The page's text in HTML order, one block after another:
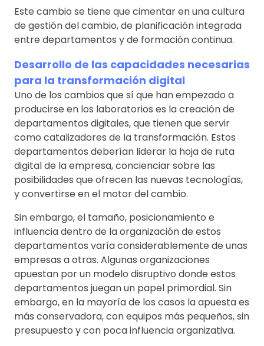
Este cambio se tiene que cimentar en una cultura
de gestión del cambio, de planificación integrada
entre departamentos y de formación continua.
Desarrollo de las capacidades necesarias
para la transformación digital
Uno de los cambios que sí que han empezado a
producirse en los laboratorios es la creación de
departamentos digitales, que tienen que servir
como catalizadores de la transformación. Estos
departamentos deberían liderar la hoja de ruta
digital de la empresa, concienciar sobre las
posibilidades que ofrecen las nuevas tecnologías,
y convertirse en el motor del cambio.
Sin embargo, el tamaño, posicionamiento e
influencia dentro de la organización de estos
departamentos varía considerablemente de unas
empresas a otras. Algunas organizaciones
apuestan por un modelo disruptivo donde estos
departamentos juegan un papel primordial. Sin
embargo, en la mayoría de los casos la apuesta es
más conservadora, con equipos más pequeños, sin
presupuesto y con poca influencia organizativa.